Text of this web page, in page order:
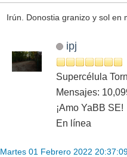
Irún. Donostia granizo y sol en
ipj
Supercélula
Mensajes:
¡Amo YaBB SE!
En línea
Martes 01 Febrero 2022